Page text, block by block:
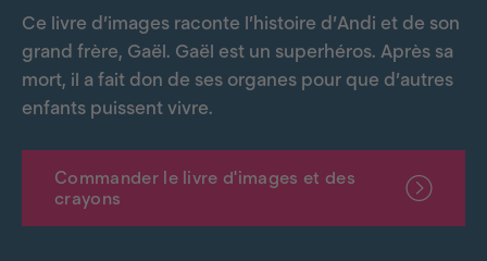
Ce livre d’images raconte l’histoire d’Andi et de son
grand frère, Gaël. Gaël est un superhéros. Après sa
mort, il a fait don de ses organes pour que d’autres
enfants puissent vivre.
Commander le livre d'images et des
crayons